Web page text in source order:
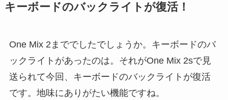
キーボードのバックライトが復活！
One Mix 2まででしたでしょうか。キーボードのバ
ックライトがあったのは。それがOne Mix 2sで見
送られて今回、キーボードのバックライトが復活
です。地味にありがたい機能ですね。